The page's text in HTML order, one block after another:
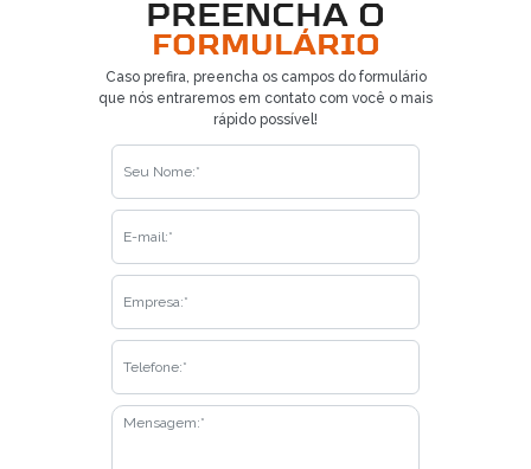
PREENCHA O
FORMULÁRIO
Caso prefira, preencha os campos do formulário
que nós entraremos em contato com você o mais
rápido possível!